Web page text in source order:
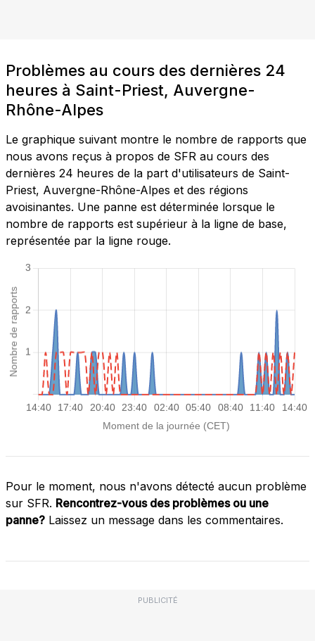
Problèmes au cours des dernières 24
heures à Saint-Priest, Auvergne-
Rhône-Alpes
Le graphique suivant montre le nombre de rapports que
nous avons reçus à propos de SFR au cours des
dernières 24 heures de la part d'utilisateurs de Saint-
Priest, Auvergne-Rhône-Alpes et des régions
avoisinantes. Une panne est déterminée lorsque le
nombre de rapports est supérieur à la ligne de base,
représentée par la ligne rouge.
Pour le moment, nous n'avons détecté aucun problème
sur SFR. Rencontrez-vous des problèmes ou une
panne? Laissez un message dans les commentaires.
PUBLICITÉ